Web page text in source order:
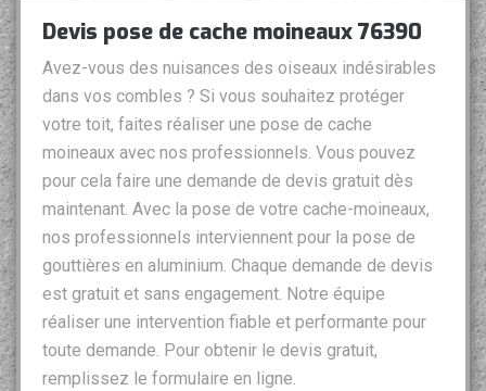
Devis pose de cache moineaux 76390
Avez-vous des nuisances des oiseaux indésirables
dans vos combles ? Si vous souhaitez protéger
votre toit, faites réaliser une pose de cache
moineaux avec nos professionnels. Vous pouvez
pour cela faire une demande de devis gratuit dès
maintenant. Avec la pose de votre cache-moineaux,
nos professionnels interviennent pour la pose de
gouttières en aluminium. Chaque demande de devis
est gratuit et sans engagement. Notre équipe
réaliser une intervention fiable et performante pour
toute demande. Pour obtenir le devis gratuit,
remplissez le formulaire en ligne.